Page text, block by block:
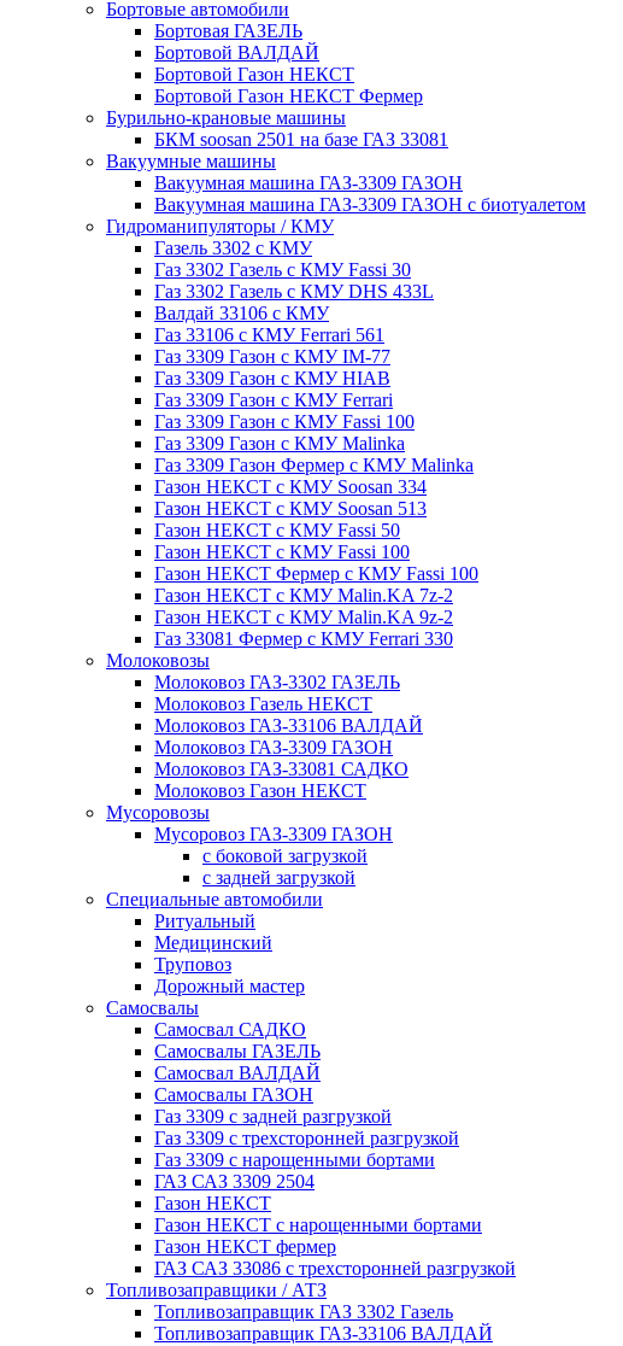
Бортовые автомобили
Бортовая ГАЗЕЛЬ
Бортовой ВАЛДАЙ
Бортовой Газон НЕКСТ
Бортовой Газон НЕКСТ Фермер
Бурильно-крановые машины
БКМ soosan 2501 на базе ГАЗ 33081
Вакуумные машины
Вакуумная машина ГАЗ-3309 ГАЗОН
Вакуумная машина ГАЗ-3309 ГАЗОН с биотуалетом
Гидроманипуляторы / КМУ
Газель 3302 с КМУ
Газ 3302 Газель с КМУ Fassi 30
Газ 3302 Газель с КМУ DHS 433L
Валдай 33106 с КМУ
Газ 33106 с КМУ Ferrari 561
Газ 3309 Газон с КМУ IM-77
Газ 3309 Газон с КМУ HIAB
Газ 3309 Газон с КМУ Ferrari
Газ 3309 Газон с КМУ Fassi 100
Газ 3309 Газон с КМУ Malinka
Газ 3309 Газон Фермер с КМУ Malinka
Газон НЕКСТ с КМУ Soosan 334
Газон НЕКСТ с КМУ Soosan 513
Газон НЕКСТ с КМУ Fassi 50
Газон НЕКСТ с КМУ Fassi 100
Газон НЕКСТ Фермер с КМУ Fassi 100
Газон НЕКСТ с КМУ Malin.KA 7z-2
Газон НЕКСТ с КМУ Malin.KA 9z-2
Газ 33081 Фермер с КМУ Ferrari 330
Молоковозы
Молоковоз ГАЗ-3302 ГАЗЕЛЬ
Молоковоз Газель НЕКСТ
Молоковоз ГАЗ-33106 ВАЛДАЙ
Молоковоз ГАЗ-3309 ГАЗОН
Молоковоз ГАЗ-33081 САДКО
Молоковоз Газон НЕКСТ
Мусоровозы
Мусоровоз ГАЗ-3309 ГАЗОН
с боковой загрузкой
с задней загрузкой
Специальные автомобили
Ритуальный
Медицинский
Труповоз
Дорожный мастер
Самосвалы
Самосвал САДКО
Самосвалы ГАЗЕЛЬ
Самосвал ВАЛДАЙ
Самосвалы ГАЗОН
Газ 3309 с задней разгрузкой
Газ 3309 с трехсторонней разгрузкой
Газ 3309 с нарощенными бортами
ГАЗ САЗ 3309 2504
Газон НЕКСТ
Газон НЕКСТ с нарощенными бортами
Газон НЕКСТ фермер
ГАЗ САЗ 33086 с трехсторонней разгрузкой
Топливозаправщики / АТЗ
Топливозаправщик ГАЗ 3302 Газель
Топливозаправщик ГАЗ-33106 ВАЛДАЙ